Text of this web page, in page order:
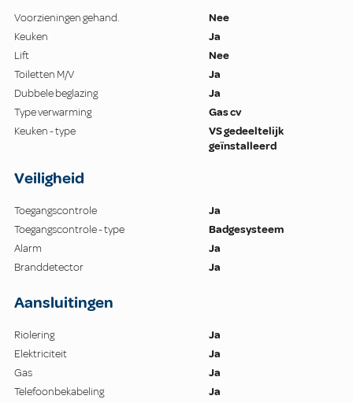
Voorzieningen gehand.
Nee
Keuken
Ja
Lift
Nee
Toiletten M/V
Ja
Dubbele beglazing
Ja
Type verwarming
Gas cv
Keuken - type
VS gedeeltelijk
geïnstalleerd
Veiligheid
Toegangscontrole
Ja
Toegangscontrole - type
Badgesysteem
Alarm
Ja
Branddetector
Ja
Aansluitingen
Riolering
Ja
Elektriciteit
Ja
Gas
Ja
Telefoonbekabeling
Ja